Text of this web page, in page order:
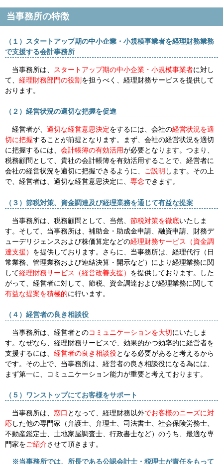
当事務所の特徴
（１）スタートアップ期の中小企業・小規模事業者を経理財務業務
で支援する会計事務所
当事務所は、 スタートアップ期の中小企業・小規模事業者に対し
て、 経理財務部門の役割 を担うべく、経理財務サービスを提供して
おります。
（２）経営状況の適切な把握を促進
経営者が、 適切な経営意思決定をするには、会社の経営状況を適
切に把握することが前提となります。まず、会社の経営状況を適切
に把握するには、 会計帳簿の有効活用が必要となります。つまり、
税務顧問として、貴社の会計帳簿を有効活用することで、経営者に
会社の経営状況を適切に把握できるように、 ご説明 します。その上
で、経営者は、適切な経営意思決定に、 専念できます。
（３）節税対策、資金調達及び経理業務を通じて有益な提案
当事務所は、税務顧問として、当然、 節税対策を徹底いたしま
す。そして、当事務所は、補助金・助成金申請、融資申請、財務デ
ューデリジェンスおよび株価算定などの経理財務サービス（資金調
達支援） を提供しております。さらに、当事務所は、経理代行（日
常業務、管理業務および連結決算・開示など）により経理業務に関
して経理財務サービス（経営改善支援） を提供しております。した
がって、経営者に対して、節税、資金調達および経理業務に関して
有益な提案を積極的に行います。
（４）経営者の良き相談役
当事務所は、経営者とのコミュニケーションを大切にいたしま
す。なぜなら、経理財務サービスで、効果的かつ効率的に経営者を
支援するには、 経営者の良き相談役となる必要があると考えるから
です。その上で、当事務所は、経営者の良き相談役になる為には、
まず第一に、コミュニケーション能力が重要と考えております。
（５）ワンストップにてお客様をサポート
当事務所は、 窓口 となって、経理財務以外でお客様のニーズに対
応した他の専門家（弁護士、弁理士、司法書士、社会保険労務士、
不動産鑑定士、土地家屋調査士、行政書士など）のうち、最適な専
門家をご紹介させて頂きます。
※当事務所では、所長である公認会計士・税理士が責任をもって